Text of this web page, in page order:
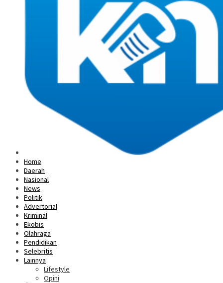
Home
Daerah
Nasional
News
Politik
Advertorial
Kriminal
Ekobis
Olahraga
Pendidikan
Selebritis
Lainnya
Lifestyle
Opini